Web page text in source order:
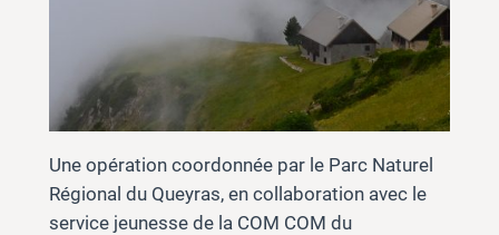
Une opération coordonnée par le Parc Naturel
Régional du Queyras, en collaboration avec le
service jeunesse de la COM COM du